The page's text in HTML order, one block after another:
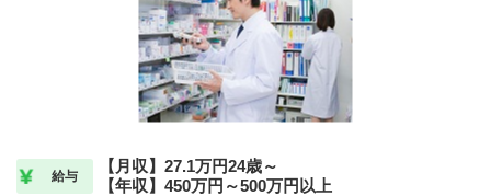
給与
【月収】27.1万円24歳～
【年収】450万円～500万円以上